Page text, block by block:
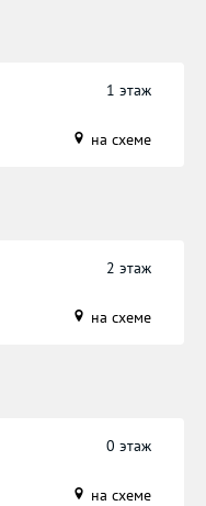
1 этаж
на схеме
2 этаж
на схеме
0 этаж
на схеме